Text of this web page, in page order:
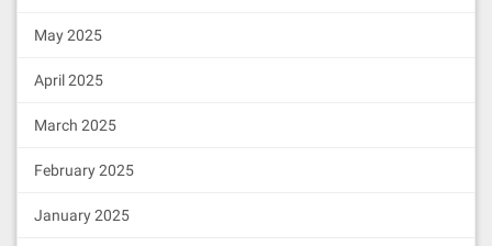
May 2025
April 2025
March 2025
February 2025
January 2025